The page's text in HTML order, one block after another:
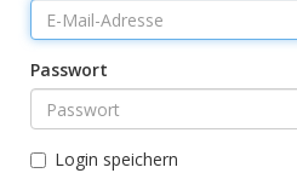
Passwort
Login speichern